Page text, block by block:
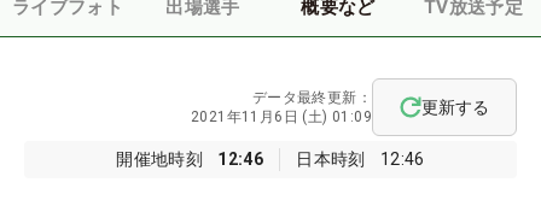
ライブフォト 出場選手 概要など TV放送予定
開催地時刻 12:46 日本時刻 12:46
データ最終更新：
2021年11月6日 (土) 01:09
更新する